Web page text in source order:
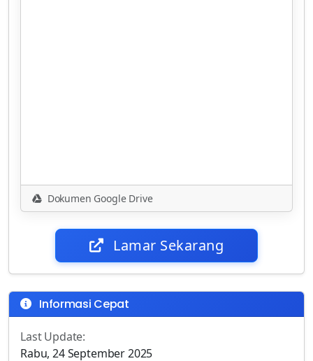
Dokumen Google Drive
Lamar Sekarang
Informasi Cepat
Last Update:
Rabu, 24 September 2025